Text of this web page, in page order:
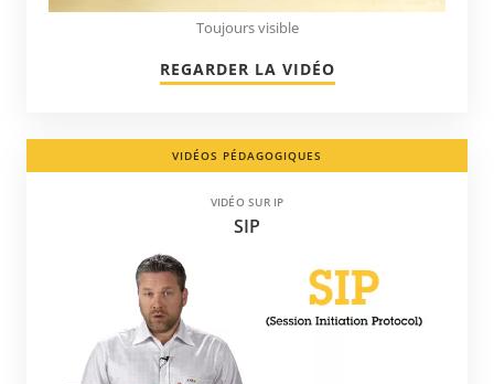
Toujours visible
REGARDER LA VIDÉO
VIDÉOS PÉDAGOGIQUES
VIDÉO SUR IP
SIP